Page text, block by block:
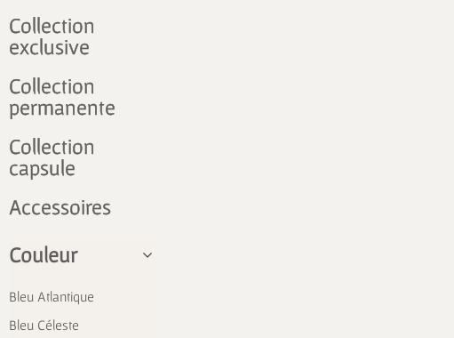
Collection
exclusive
Collection
permanente
Collection
capsule
Accessoires
Couleur
Bleu Atlantique
Bleu Céleste